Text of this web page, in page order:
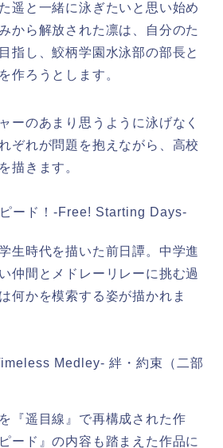
遥と一緒に泳ぎたいと思い始め
から解放された凛は、自分のた
指し、鮫柄学園水泳部の部長と
作ろうとします。
ーのあまり思うように泳げなく
ぞれが問題を抱えながら、高校
描きます。
ード！-Free! Starting Days-
生時代を描いた前日譚。中学進
仲間とメドレーリレーに挑む過
何かを模索する姿が描かれま
Medley- 絆・約束（二部
『遥目線』で再構成された作
ード』の内容も踏まえた作品に